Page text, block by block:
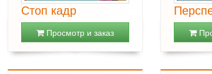
Стоп кадр
Просмотр и заказ